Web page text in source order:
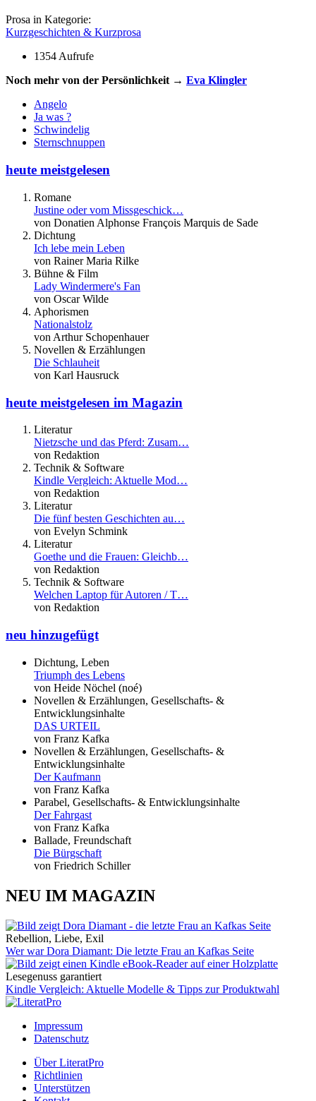
Prosa in Kategorie:
Kurzgeschichten & Kurzprosa
1354 Aufrufe
Noch mehr von der Persönlichkeit → Eva Klingler
Angelo
Ja was ?
Schwindelig
Sternschnuppen
heute meistgelesen
Romane
Justine oder vom Missgeschick…
von Donatien Alphonse François Marquis de Sade
Dichtung
Ich lebe mein Leben
von Rainer Maria Rilke
Bühne & Film
Lady Windermere's Fan
von Oscar Wilde
Aphorismen
Nationalstolz
von Arthur Schopenhauer
Novellen & Erzählungen
Die Schlauheit
von Karl Hausruck
heute meistgelesen im Magazin
Literatur
Nietzsche und das Pferd: Zusam…
von Redaktion
Technik & Software
Kindle Vergleich: Aktuelle Mod…
von Redaktion
Literatur
Die fünf besten Geschichten au…
von Evelyn Schmink
Literatur
Goethe und die Frauen: Gleichb…
von Redaktion
Technik & Software
Welchen Laptop für Autoren / T…
von Redaktion
neu hinzugefügt
Dichtung, Leben
Triumph des Lebens
von Heide Nöchel (noé)
Novellen & Erzählungen, Gesellschafts- &
Entwicklungsinhalte
DAS URTEIL
von Franz Kafka
Novellen & Erzählungen, Gesellschafts- &
Entwicklungsinhalte
Der Kaufmann
von Franz Kafka
Parabel, Gesellschafts- & Entwicklungsinhalte
Der Fahrgast
von Franz Kafka
Ballade, Freundschaft
Die Bürgschaft
von Friedrich Schiller
NEU IM MAGAZIN
Rebellion, Liebe, Exil
Wer war Dora Diamant: Die letzte Frau an Kafkas Seite
Lesegenuss garantiert
Kindle Vergleich: Aktuelle Modelle & Tipps zur Produktwahl
Impressum
Datenschutz
Über LiteratPro
Richtlinien
Unterstützen